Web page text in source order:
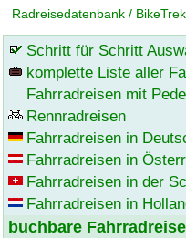
Radreisedatenbank /
Schritt für Schritt
komplette Liste aller
Fahrradreisen mit
Rennradreisen
Fahrradreisen in
Fahrradreisen in
Fahrradreisen in der
Fahrradreisen in
buchbare